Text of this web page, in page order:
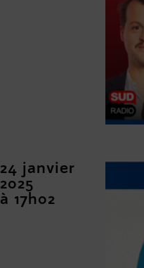
24 janvier
2025
à 17h02